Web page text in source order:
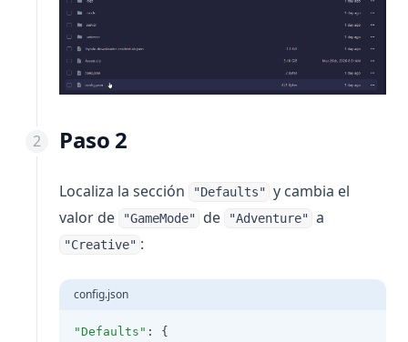
Paso 2
Localiza la sección "Defaults" y cambia el
valor de
"GameMode" de "Adventure" a
"Creative" :
config.json
"Defaults" : {